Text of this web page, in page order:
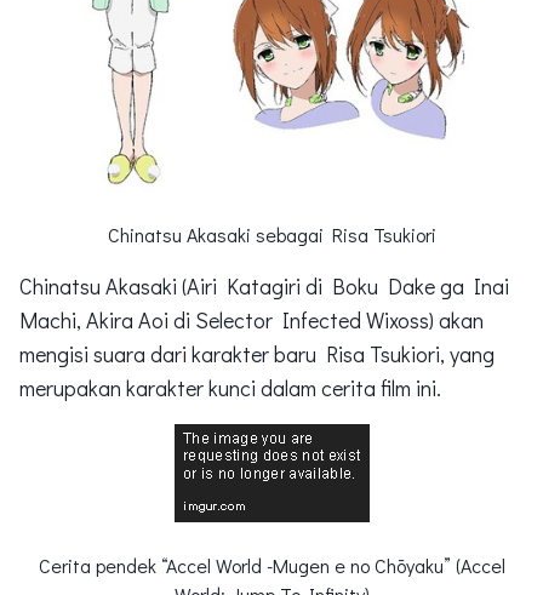
Chinatsu Akasaki sebagai Risa Tsukiori
Chinatsu Akasaki (Airi Katagiri di Boku Dake ga Inai
Machi, Akira Aoi di Selector Infected Wixoss) akan
mengisi suara dari karakter baru Risa Tsukiori, yang
merupakan karakter kunci dalam cerita film ini.
Cerita pendek “Accel World -Mugen e no Chōyaku” (Accel